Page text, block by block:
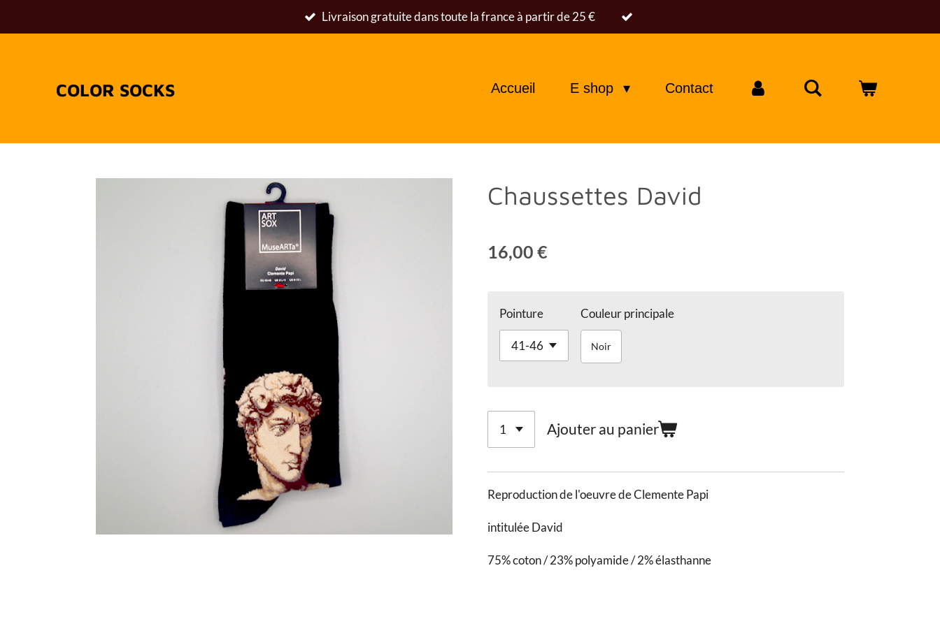
au
Livraison gratuite dans toute la france à partir de 25 €
COLOR SOCKS Accueil E shop Contact
Chaussettes David
16,00 €
Pointure Couleur principale
Noir
Ajouter au panier
Reproduction de l'oeuvre de Clemente Papi
intitulée David
75% coton / 23% polyamide / 2% élasthanne